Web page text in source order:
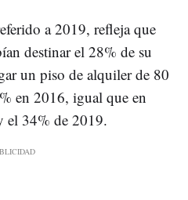
a 2019, refleja que
destinar el 28% de su
un piso de alquiler de 80
en 2016, igual que en
el 34% de 2019.